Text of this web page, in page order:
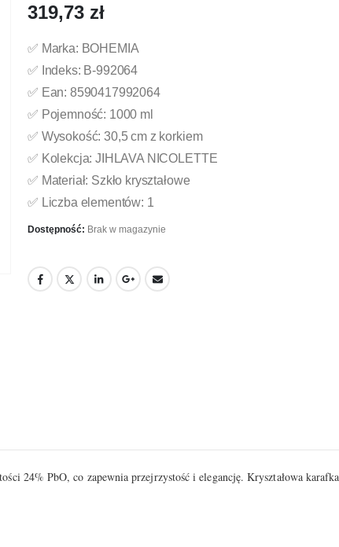
319,73 zł
✅ Marka: BOHEMIA
✅ Indeks: B-992064
✅ Ean: 8590417992064
✅ Pojemność: 1000 ml
✅ Wysokość: 30,5 cm z korkiem
✅ Kolekcja: JIHLAVA NICOLETTE
✅ Materiał: Szkło kryształowe
✅ Liczba elementów: 1
Dostępność: Brak w magazynie
24% PbO, co zapewnia przejrzystość i elegancję. Kryształowa